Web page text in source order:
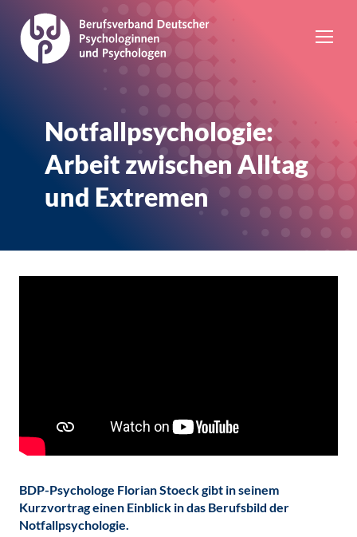
Notfallpsychologie:
Arbeit zwischen Alltag
und Extremen
BDP-Psychologe Florian Stoeck gibt in seinem
Kurzvortrag einen Einblick in das Berufsbild der
Notfallpsychologie.